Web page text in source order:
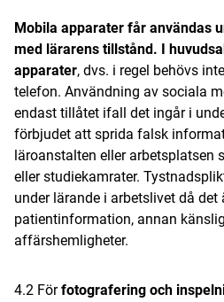
Mobila apparater får användas
med lärarens tillstånd. I
apparater, dvs. i regel behövs
telefon. Användning av sociala
endast tillåtet ifall det ingår i
förbjudet att sprida falsk
läroanstalten eller arbetsplatsen
eller studiekamrater.
under lärande i arbetslivet då det
patientinformation, annan
affärshemligheter.
4.2 Förfotografering och